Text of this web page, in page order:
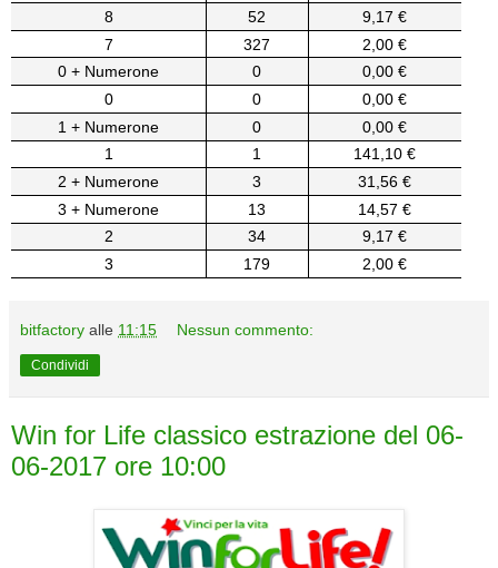
8
52
9,17 €
7
327
2,00 €
0 + Numerone
0
0,00 €
0
0
0,00 €
1 + Numerone
0
0,00 €
1
1
141,10 €
2 + Numerone
3
31,56 €
3 + Numerone
13
14,57 €
2
34
9,17 €
3
179 2,00 €
bitfactory alle 11:15 Nessun commento:
Condividi
Win for Life classico estrazione del 06-
06-2017 ore 10:00